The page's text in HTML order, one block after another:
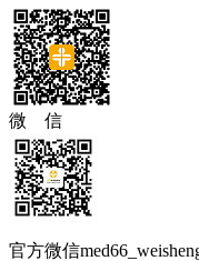
微 信
官方微信